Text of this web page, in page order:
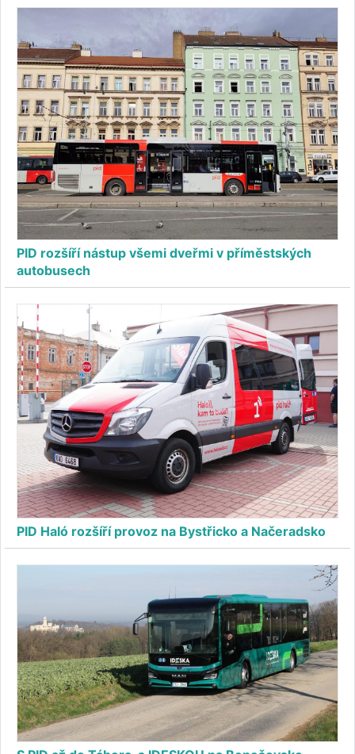
PID rozšíří nástup všemi dveřmi v příměstských
autobusech
PID Haló rozšíří provoz na Bystřicko a Načeradsko